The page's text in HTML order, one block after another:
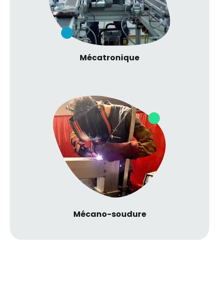
Mécatronique
Mécano-soudure